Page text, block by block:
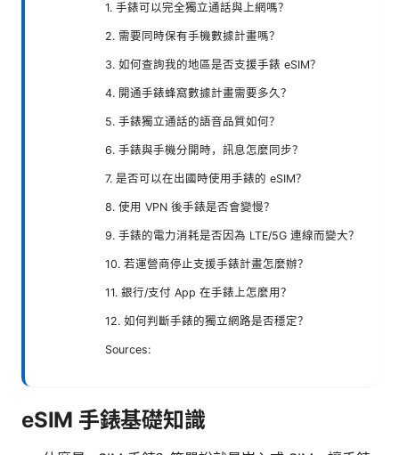
1. 手錶可以完全獨立通話與上網嗎？
2. 需要同時保有手機數據計畫嗎？
3. 如何查詢我的地區是否支援手錶 eSIM？
4. 開通手錶蜂窩數據計畫需要多久？
5. 手錶獨立通話的語音品質如何？
6. 手錶與手機分開時，訊息怎麼同步？
7. 是否可以在出國時使用手錶的 eSIM？
8. 使用 VPN 後手錶是否會變慢？
9. 手錶的電力消耗是否因為 LTE/5G 連線而變大？
10. 若運營商停止支援手錶計畫怎麼辦？
11. 銀行/支付 App 在手錶上怎麼用？
12. 如何判斷手錶的獨立網路是否穩定？
Sources:
eSIM 手錶基礎知識